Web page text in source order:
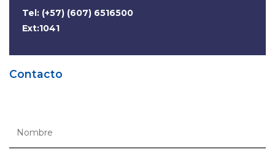
Tel: (+57) (607) 6516500
Ext:1041
Contacto